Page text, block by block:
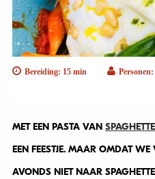
Bereiding: 15 min Personen:
MET EEN PASTA VAN
EEN FEESTJE. MAAR OMDAT
AVONDS NIET NAAR